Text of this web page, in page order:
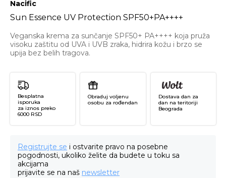
Nacific
Sun Essence UV Protection SPF50+PA++++
Veganska krema za sunčanje SPF50+ PA++++ koja pruža
visoku zaštitu od UVA i UVB zraka, hidrira kožu i brzo se
upija bez belih tragova.
Besplatna
isporuka
za iznos preko
6000 RSD
Obraduj voljenu
osobu za rođendan
Dostava dan za
dan na teritoriji
Beograda
Registrujte se i ostvarite pravo na posebne
pogodnosti, ukoliko želite da budete u toku sa
akcijama
prijavite se na naš newsletter